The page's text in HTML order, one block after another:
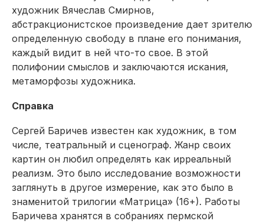
художник Вячеслав Смирнов,
абстракционистское произведение дает зрителю
определенную свободу в плане его понимания,
каждый видит в ней что-то свое. В этой
полифонии смыслов и заключаются искания,
метаморфозы художника.
Справка
Сергей Баричев известен как художник, в том
числе, театральный и сценограф. Жанр своих
картин он любил определять как ирреальный
реализм. Это было исследование возможности
заглянуть в другое измерение, как это было в
знаменитой трилогии «Матрица» (16+). Работы
Баричева хранятся в собраниях пермской